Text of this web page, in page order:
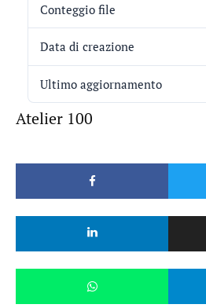
Conteggio file
Data di creazione
Ultimo aggiornamento
Atelier 100